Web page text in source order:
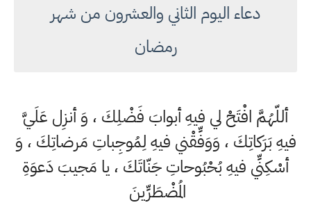
دعاء اليوم الثاني والعشرون من شهر
رمضان
أللّهُمَّ افْتَحْ لي فيهِ أبوابَ فَضْلِكَ ، وَ أنزِل عَلَيَّ
فيهِ بَرَكاتِكَ ، وَوَفِّقْني فيهِ لِمُوجِباتِ مَرضاتِكَ ، وَ
أسْكِنِّي فيهِ بُحْبُوحاتِ جَنّاتَكَ ، يا مَجيبَ دَعوَةِ
المُضْطَرِّينَ